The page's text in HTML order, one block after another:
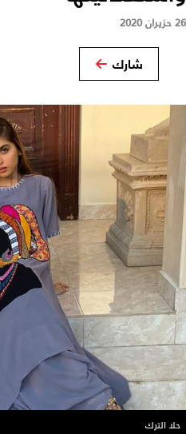
26 حزيران 2020
شارك
حلا الترك